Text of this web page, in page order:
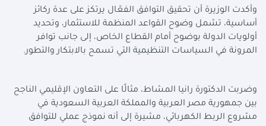
وأكدت الوزيرة أن تحقيق التوافق الفعّال يرتكز على عدة ركائز
أساسية، تشمل وضوح القواعد المنظمة للاستثمار، وتحديد
أولويات الدولة بوضوح أمام القطاع الخاص، إلى جانب توافر
المرونة في السياسات التنظيمية التي تسمح بالابتكار والتطور.
وضربت الدكتورة رانيا المشاط، مثالًا على التعاون الإقليمي الناجح
بين جمهورية مصر العربية والمملكة العربية السعودية في
مشروع الربط الكهربائي، مشيرة إلى أنه نموذج عملي للتوافق